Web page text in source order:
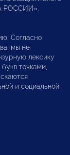
РОССИИ».
Согласно
мы не
лексику
точками,
и социальной